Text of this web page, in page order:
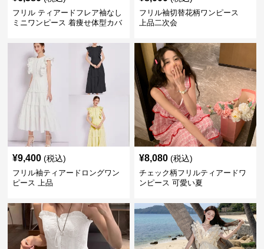
フリル ティアードフレア袖なし
ミニワンピース 着痩せ体型カバ
フリル袖切替花柄ワンピース
上品二次会
¥9,400 (税込)
フリル袖ティアードロングワン
ピース 上品
¥8,080 (税込)
チェック柄フリルティアードワ
ンピース 可愛い夏